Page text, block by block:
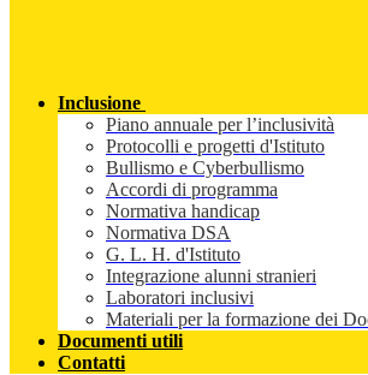
Inclusione
Piano annuale per l’inclusività
Protocolli e progetti d'Istituto
Bullismo e Cyberbullismo
Accordi di programma
Normativa handicap
Normativa DSA
G. L. H. d'Istituto
Integrazione alunni stranieri
Laboratori inclusivi
Materiali per la formazione dei
Documenti utili
Contatti